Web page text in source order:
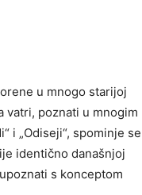
u mnogo starijoj
vatri, poznati u mnogim
i „Odiseji“, spominje se
identično današnjoj
s konceptom